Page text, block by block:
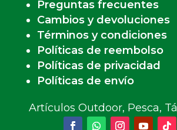
Preguntas frecuentes
Cambios y devoluciones
Términos y condiciones
Políticas de reembolso
Políticas de privacidad
Políticas de envío
Artículos Outdoor, Pesca,